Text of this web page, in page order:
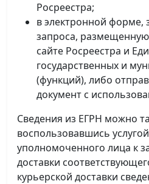
Росреестра;
в электронной форме,
запроса,
сайте Росреестра и
государственных и
(функций), либо
документ с
Сведения из ЕГРН можно
воспользовавшись
уполномоченного лица к
доставки
курьерской доставки